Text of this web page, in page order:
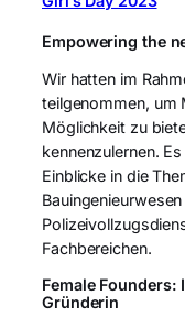
Empowering the
Wir hatten im
teilgenommen, um
Möglichkeit zu
kennenzulernen.
Einblicke in die
Fachbereichen.
Female
Gründerin